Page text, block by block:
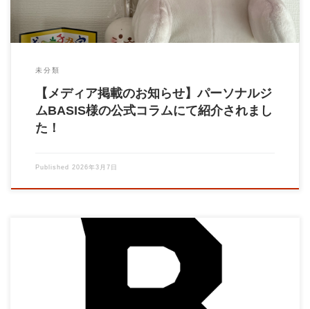
未分類
【メディア掲載のお知らせ】パーソナルジ
ムBASIS様の公式コラムにて紹介されまし
た！
Published 2026年3月7日
カスタマーハラスメントに対する基本方針 パーソナルトレーニ